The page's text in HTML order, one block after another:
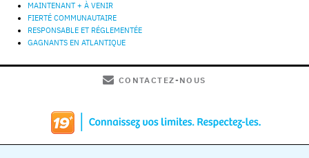
MAINTENANT + À VENIR
FIERTÉ COMMUNAUTAIRE
RESPONSABLE ET RÉGLEMENTÉE
GAGNANTS EN ATLANTIQUE
CONTACTEZ-NOUS